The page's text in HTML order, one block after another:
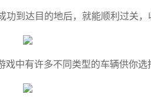
功到达目的地后，就能顺利过关，
戏中有许多不同类型的车辆供你